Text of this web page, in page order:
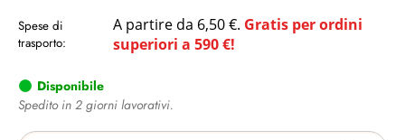
Spese di
trasporto:
A partire da 6,50 €. Gratis per ordini
superiori a 590 €!
Disponibile
Spedito in 2 giorni lavorativi.